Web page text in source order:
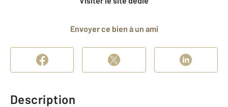
Envoyer ce bien à un ami
Description